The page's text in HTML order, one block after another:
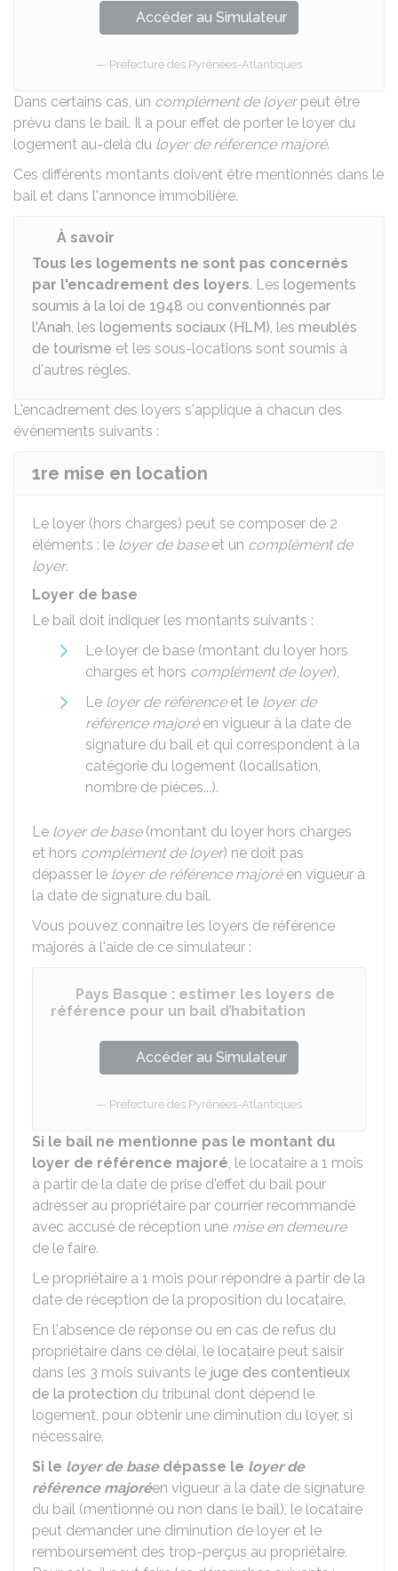
Accéder au Simulateur
Préfecture des Pyrénées-Atlantiques
Dans certains cas, un complément de loyerpeut être
prévu dans le bail. Il a pour effet de porter le loyer du
logement au-delà du loyer de référence majoré.
Ces différents montants doivent être mentionnés dans le
bail et dans l'annonce immobilière.
À savoir
Tous les logements ne sont pas concernés
par l'encadrement des loyers. Les logements
soumis à la loi de 1948 ou conventionnés par
l'Anah, les logements sociaux (HLM), les meublés
de tourisme et les sous-locations sont soumis à
d'autres règles.
L'encadrement des loyers s'applique à chacun des
évènements suivants :
1re mise en location
Le loyer (hors charges) peut se composer de 2
éléments : le loyer de baseet un complément de
loyer.
Loyer de base
Le bail doit indiquer les montants suivants :
Le loyer de base (montant du loyer hors
charges et hors complément de loyer),
Le loyer de référenceet le loyer de
référence majoréen vigueur à la date de
signature du bail et qui correspondent à la
catégorie du logement (localisation,
nombre de pièces...).
Le loyer de base(montant du loyer hors charges
et hors complément de loyer) ne doit pas
dépasser le loyer de référence majoréen vigueur à
la date de signature du bail.
Vous pouvez connaître les loyers de référence
majorés à l'aide de ce simulateur :
Pays Basque : estimer les loyers de
référence pour un bail d’habitation
Accéder au Simulateur
Préfecture des Pyrénées-Atlantiques
Si le bail ne mentionne pas le montant du
loyer de référence majoré, le locataire a 1 mois
à partir de la date de prise d'effet du bail pour
adresser au propriétaire par courrier recommandé
avec accusé de réception une mise en demeure
de le faire.
Le propriétaire a 1 mois pour répondre à partir de la
date de réception de la proposition du locataire.
En l'absence de réponse ou en cas de refus du
propriétaire dans ce délai, le locataire peut saisir
dans les 3 mois suivants le juge des contentieux
de la protection du tribunal dont dépend le
logement, pour obtenir une diminution du loyer, si
nécessaire.
Si le loyer de basedépasse le loyer de
référence majoréen vigueur à la date de signature
du bail (mentionné ou non dans le bail), le locataire
peut demander une diminution de loyer et le
remboursement des trop-perçus au propriétaire.